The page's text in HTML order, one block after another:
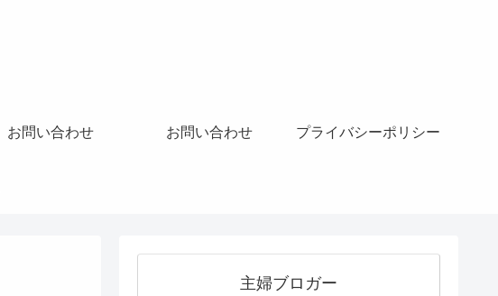
お問い合わせ お問い合わせ プライバシーポリシー
主婦ブロガー